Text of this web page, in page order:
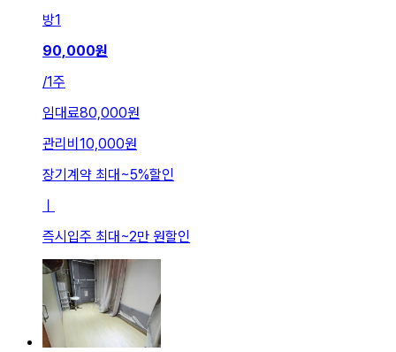
방1
90,000원
/1주
임대료80,000원
관리비 10,000원
장기계약 최대~5%할인
ㅣ
즉시입주 최대~2만 원할인